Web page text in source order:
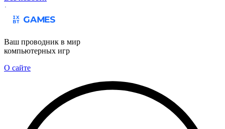
Ваш проводник в мир
компьютерных игр
О сайте